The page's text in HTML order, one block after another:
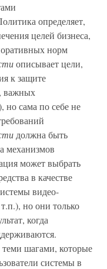
определяет,
целей бизнеса,
норм
описывает цели,
к защите
важных
сама по себе не
должна быть
механизмов
может выбрать
в качестве
видео-
но они только
когда
шагами, которые
системы в